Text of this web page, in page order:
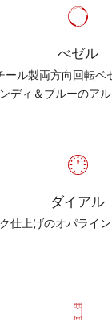
べゼル
ル製両方向回転ベ
ディ＆ブルーのア
ダイアル
仕上げのオパライ